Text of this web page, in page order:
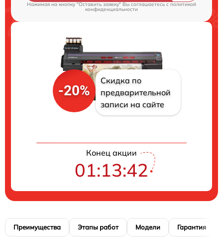
Нажимая на кнопку "Оставить заявку" Вы соглашаетесь cполитикой
конфиденциальности
-20%
Скидка по
предварительной
записи на сайте
Конец акции
01:13:41
Преимущества Этапы работ Модели Гарантия